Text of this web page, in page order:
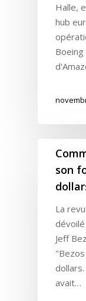
Halle,
hub
son
La
Jeff
avait…